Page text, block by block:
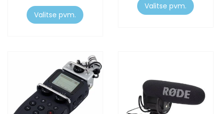
Valitse pvm.
Valitse pvm.